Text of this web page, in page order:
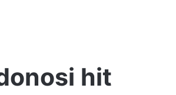
hit